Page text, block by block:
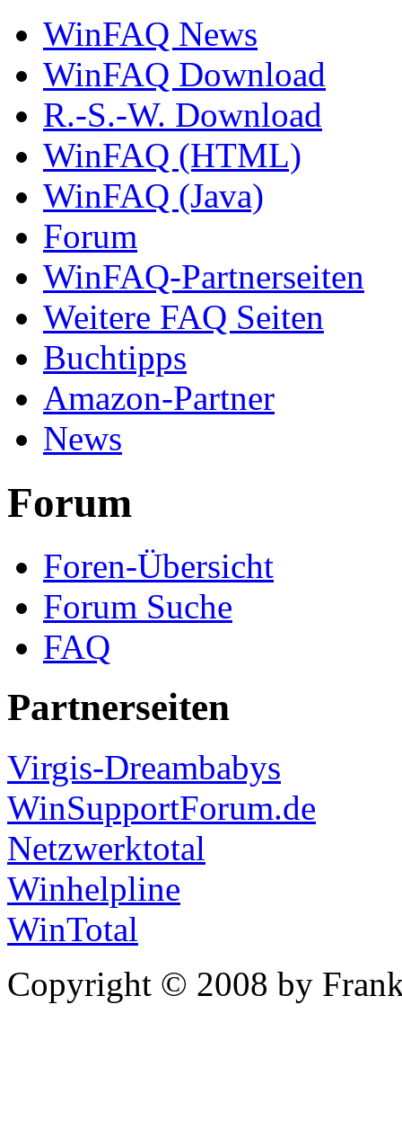
WinFAQ News
WinFAQ Download
R.-S.-W. Download
WinFAQ (HTML)
WinFAQ (Java)
Forum
WinFAQ-Partnerseiten
Weitere FAQ Seiten
Buchtipps
Amazon-Partner
News
Forum
Foren-Übersicht
Forum Suche
FAQ
Partnerseiten
Virgis-Dreambabys
WinSupportForum.de
Netzwerktotal
Winhelpline
WinTotal
Copyright © 2008 by